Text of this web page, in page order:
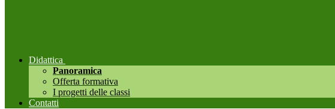
Didattica
Panoramica
Offerta formativa
I progetti delle classi
Contatti